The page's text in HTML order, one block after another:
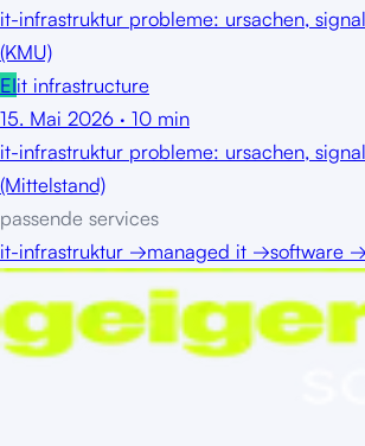
it-infrastruktur probleme: ursachen,
(KMU)
EIit infrastructure
15. Mai 2026 · 10 min
it-infrastruktur probleme: ursachen,
(Mittelstand)
passende services
it-infrastruktur →managed it →software →